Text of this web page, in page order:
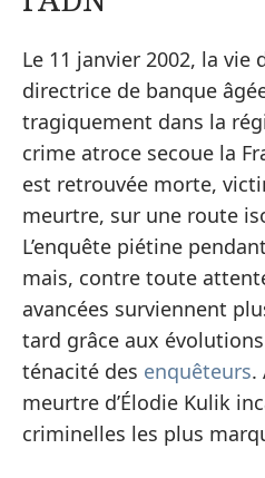
Le 11 janvier 2002, la vie
directrice de banque
tragiquement dans la
crime atroce secoue la
est retrouvée morte,
meurtre, sur une route
L’enquête piétine
mais, contre toute
avancées surviennent
tard grâce aux
ténacité des enquêteurs.
meurtre d’Élodie Kulik
criminelles les plus